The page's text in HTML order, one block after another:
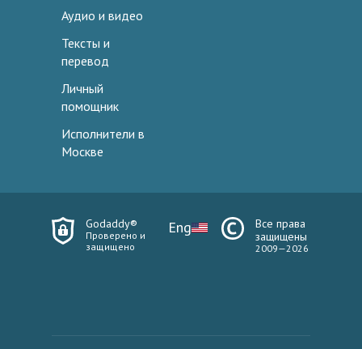
Аудио и видео
Тексты и
перевод
Личный
помощник
Исполнители в
Москве
Godaddy®
Проверено и
защищено
Eng
Все права
защищены
2009—2026